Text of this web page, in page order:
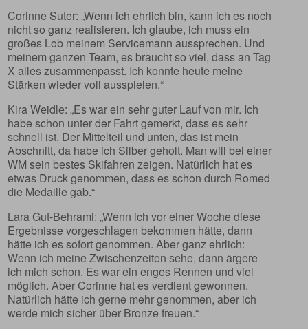
Corinne Suter: „Wenn ich ehrlich bin, kann ich es noch
nicht so ganz realisieren. Ich glaube, ich muss ein
großes Lob meinem Servicemann aussprechen. Und
meinem ganzen Team, es braucht so viel, dass an Tag
X alles zusammenpasst. Ich konnte heute meine
Stärken wieder voll ausspielen.“
Kira Weidle: „Es war ein sehr guter Lauf von mir. Ich
habe schon unter der Fahrt gemerkt, dass es sehr
schnell ist. Der Mittelteil und unten, das ist mein
Abschnitt, da habe ich Silber geholt. Man will bei einer
WM sein bestes Skifahren zeigen. Natürlich hat es
etwas Druck genommen, dass es schon durch Romed
die Medaille gab.“
Lara Gut-Behrami: „Wenn ich vor einer Woche diese
Ergebnisse vorgeschlagen bekommen hätte, dann
hätte ich es sofort genommen. Aber ganz ehrlich:
Wenn ich meine Zwischenzeiten sehe, dann ärgere
ich mich schon. Es war ein enges Rennen und viel
möglich. Aber Corinne hat es verdient gewonnen.
Natürlich hätte ich gerne mehr genommen, aber ich
werde mich sicher über Bronze freuen.“